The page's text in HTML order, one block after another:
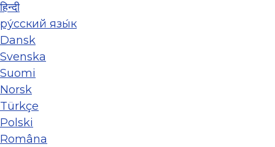
हिन्दी
ру́сский язы́к
Dansk
Svenska
Suomi
Norsk
Türkçe
Polski
Româna